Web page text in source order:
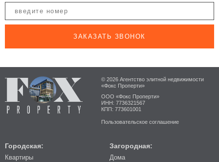
ЗАКАЗАТЬ ЗВОНОК
© 2026 Агентство элитной недвижимости
«Фокс Проперти»
ООО «Фокс Проперти»
ИНН: 7736321567
КПП: 773601001
Пользовательское соглашение
Городская:
Квартиры
Загородная:
Дома